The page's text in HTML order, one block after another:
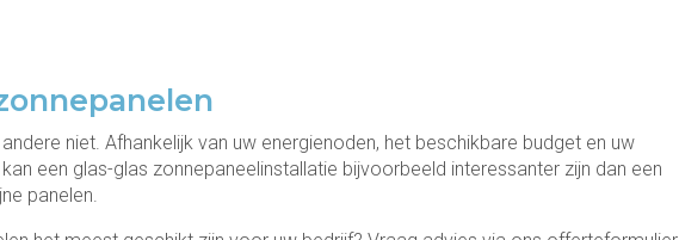
niet. Afhankelijk van uw energienoden, het beschikbare budget en uw
een glas-glas zonnepaneelinstallatie bijvoorbeeld interessanter zijn dan een
panelen.